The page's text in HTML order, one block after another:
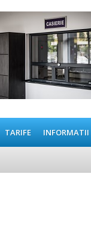
TARIFE